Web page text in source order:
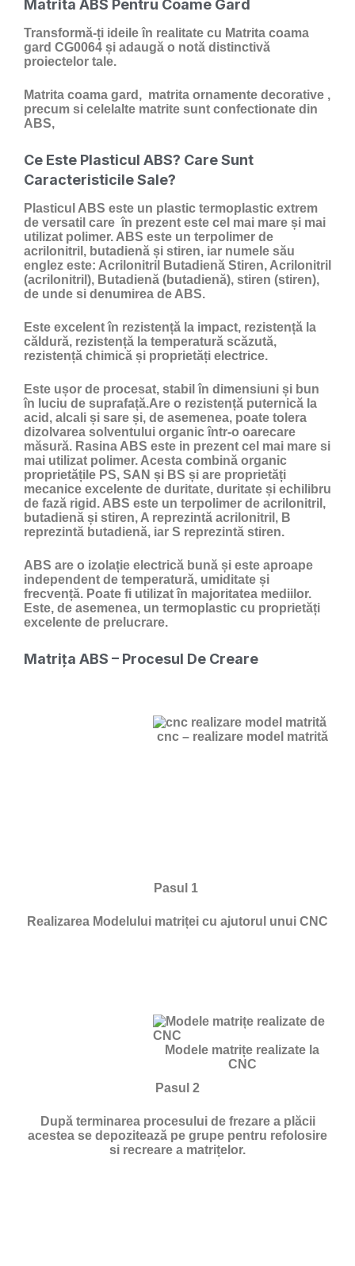
Matrita ABS Pentru Coame Gard
Transformă-ți ideile în realitate cu Matrita coama
gard CG0064 și adaugă o notă distinctivă
proiectelor tale.
Matrita coama gard, matrita ornamente decorative ,
precum si celelalte matrite sunt confectionate din
ABS,
Ce Este Plasticul ABS? Care Sunt
Caracteristicile Sale?
Plasticul ABS este un plastic termoplastic extrem
de versatil care în prezent este cel mai mare și mai
utilizat polimer. ABS este un terpolimer de
acrilonitril, butadienă și stiren, iar numele său
englez este: Acrilonitril Butadienă Stiren, Acrilonitril
(acrilonitril), Butadienă (butadienă), stiren (stiren),
de unde si denumirea de ABS.
Este excelent în rezistență la impact, rezistență la
căldură, rezistență la temperatură scăzută,
rezistență chimică și proprietăți electrice.
Este ușor de procesat, stabil în dimensiuni și bun
în luciu de suprafață.Are o rezistență puternică la
acid, alcali și sare și, de asemenea, poate tolera
dizolvarea solventului organic într-o oarecare
măsură. Rasina ABS este in prezent cel mai mare si
mai utilizat polimer. Acesta combină organic
proprietățile PS, SAN și BS și are proprietăți
mecanice excelente de duritate, duritate și echilibru
de fază rigid. ABS este un terpolimer de acrilonitril,
butadienă și stiren, A reprezintă acrilonitril, B
reprezintă butadienă, iar S reprezintă stiren.
ABS are o izolație electrică bună și este aproape
independent de temperatură, umiditate și
frecvență. Poate fi utilizat în majoritatea mediilor.
Este, de asemenea, un termoplastic cu proprietăți
excelente de prelucrare.
Matrița ABS – Procesul De Creare
cnc – realizare model matrită
Pasul 1
Realizarea Modelului matriței cu ajutorul unui CNC
Modele matrițe realizate la
CNC
Pasul 2
După terminarea procesului de frezare a plăcii
acestea se depozitează pe grupe pentru refolosire
si recreare a matrițelor.